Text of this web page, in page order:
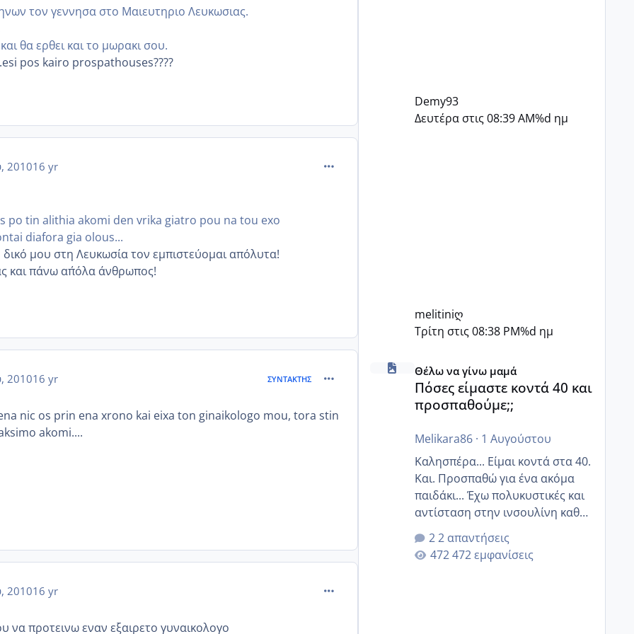
τον γεννησα στο Μαιευτηριο Λευκωσιας.
θα ερθει και το μωρακι σου.
pos kairo prospathouses????
201016 yr comment_500144
po tin alithia akomi den vrika giatro pou na tou exo
diafora gia olous...
μου στη Λευκωσία τον εμπιστεύομαι απόλυτα!
και πάνω απ΄όλα άνθρωπος!
201016 yr ΣΥΝΤΆΚΤΗΣ comment_500150
nic os prin ena xrono kai eixa ton ginaikologo mou, tora stin
akomi....
201016 yr comment_502206
να προτεινω εναν εξαιρετο γυναικολογο
Demy93
Δευτέρα στις 08:39 AM%d ημ
melitiniღ
Τρίτη στις 08:38 PM%d ημ
Πόσες είμαστε κοντά 40 και προσπαθούμε;;
Θέλω να γίνω μαμά
Πόσες είμαστε κοντά 40 και
προσπαθούμε;;
Melikara86· 1 Αυγούστου
Καλησπέρα... Είμαι κοντά στα 40.
Και. Προσπαθώ για ένα ακόμα
παιδάκι... Έχω πολυκυστικές και
αντίσταση στην ινσουλίνη καθώς
και χάσιμοτο! Έχω λίγα κιλά
παραπάνω και όσο κ αν
προσπαθώ δεν χάνω εύκολα!
2 απαντήσεις
472 εμφανίσεις